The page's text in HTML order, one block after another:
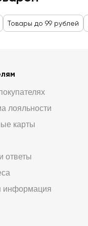
Товары до 99 рублей
лояльности
карты
ответы
информация